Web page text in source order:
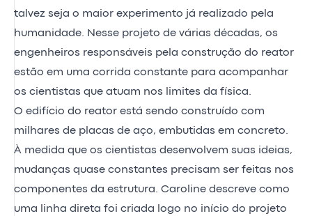
talvez seja o maior experimento já realizado pela
humanidade. Nesse projeto de várias décadas, os
engenheiros responsáveis pela construção do reator
estão em uma corrida constante para acompanhar
os cientistas que atuam nos limites da física.
O edifício do reator está sendo construído com
milhares de placas de aço, embutidas em concreto.
À medida que os cientistas desenvolvem suas ideias,
mudanças quase constantes precisam ser feitas nos
componentes da estrutura. Caroline descreve como
uma linha direta foi criada logo no início do projeto